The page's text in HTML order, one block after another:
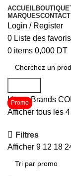
ACCUEILBOUTIQUE
MARQUESCONTACT
Login / Register
0 Liste des favoris
0 items 0,000 DT
HomeBrands
Afficher tous les
Filtres
Afficher 9 12 18
Promo
Promo